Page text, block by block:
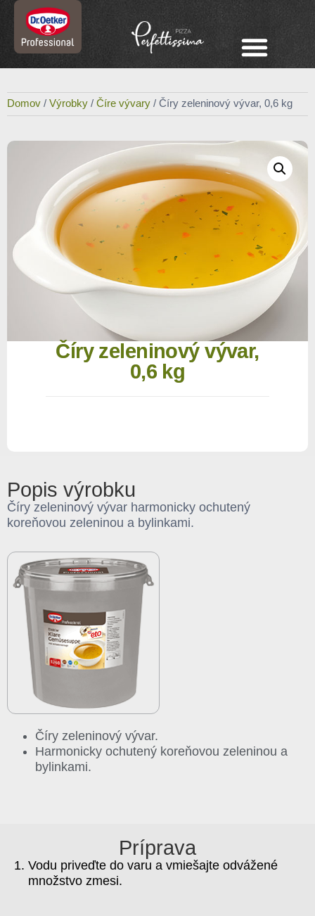
Domov / Výrobky / Číre vývary / Číry zeleninový vývar, 0,6 kg
Číry zeleninový vývar,
0,6 kg
Popis výrobku
Číry zeleninový vývar harmonicky ochutený
koreňovou zeleninou a bylinkami.
Číry zeleninový vývar.
Harmonicky ochutený koreňovou zeleninou a
bylinkami.
Príprava
Vodu priveďte do varu a vmiešajte odvážené
množstvo zmesi.